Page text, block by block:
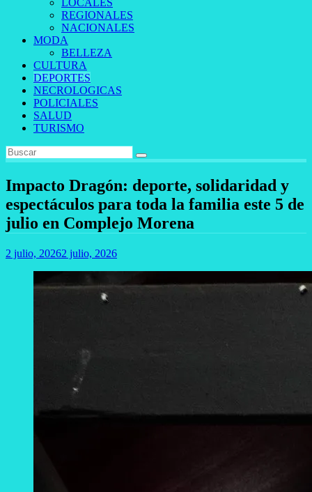
LOCALES
REGIONALES
NACIONALES
MODA
BELLEZA
CULTURA
DEPORTES
NECROLOGICAS
POLICIALES
SALUD
TURISMO
Impacto Dragón: deporte, solidaridad y
espectáculos para toda la familia este 5 de
julio en Complejo Morena
2 julio, 20262 julio, 2026